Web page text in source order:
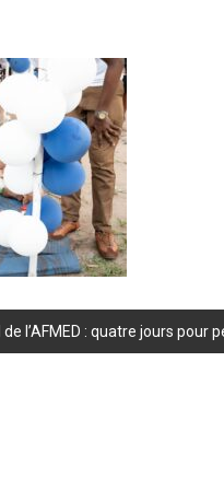
l’AFMED : quatre jours pour